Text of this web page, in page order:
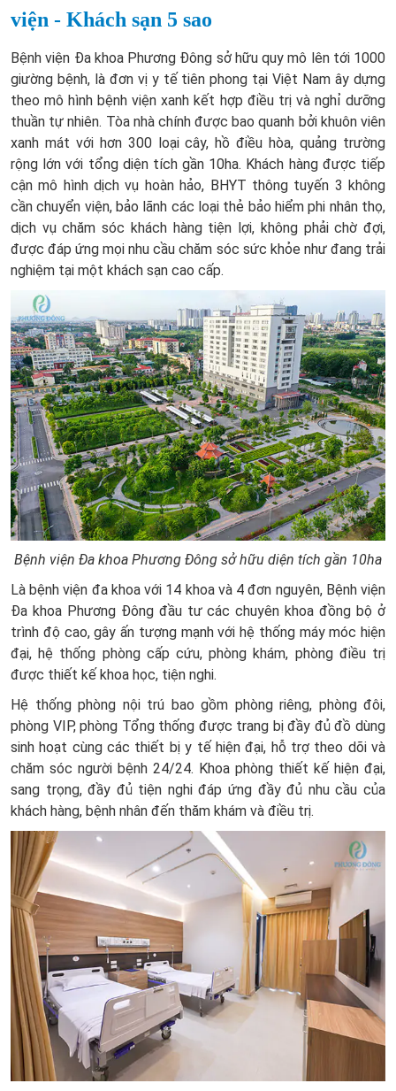
viện - Khách sạn 5 sao
Bệnh viện Đa khoa Phương Đông sở hữu quy mô lên tới 1000
giường bệnh, là đơn vị y tế tiên phong tại Việt Nam ây dựng
theo mô hình bệnh viện xanh kết hợp điều trị và nghỉ dưỡng
thuần tự nhiên. Tòa nhà chính được bao quanh bởi khuôn viên
xanh mát với hơn 300 loại cây, hồ điều hòa, quảng trường
rộng lớn với tổng diện tích gần 10ha. Khách hàng được tiếp
cận mô hình dịch vụ hoàn hảo, BHYT thông tuyến 3 không
cần chuyển viện, bảo lãnh các loại thẻ bảo hiểm phi nhân thọ,
dịch vụ chăm sóc khách hàng tiện lợi, không phải chờ đợi,
được đáp ứng mọi nhu cầu chăm sóc sức khỏe như đang trải
nghiệm tại một khách sạn cao cấp.
Bệnh viện Đa khoa Phương Đông sở hữu diện tích gần 10ha
Là bệnh viện đa khoa với 14 khoa và 4 đơn nguyên, Bệnh viện
Đa khoa Phương Đông đầu tư các chuyên khoa đồng bộ ở
trình độ cao, gây ấn tượng mạnh với hệ thống máy móc hiện
đại, hệ thống phòng cấp cứu, phòng khám, phòng điều trị
được thiết kế khoa học, tiện nghi.
Hệ thống phòng nội trú bao gồm phòng riêng, phòng đôi,
phòng VIP, phòng Tổng thống được trang bị đầy đủ đồ dùng
sinh hoạt cùng các thiết bị y tế hiện đại, hỗ trợ theo dõi và
chăm sóc người bệnh 24/24. Khoa phòng thiết kế hiện đại,
sang trọng, đầy đủ tiện nghi đáp ứng đầy đủ nhu cầu của
khách hàng, bệnh nhân đến thăm khám và điều trị.